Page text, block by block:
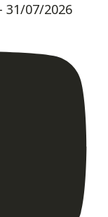
07/2026